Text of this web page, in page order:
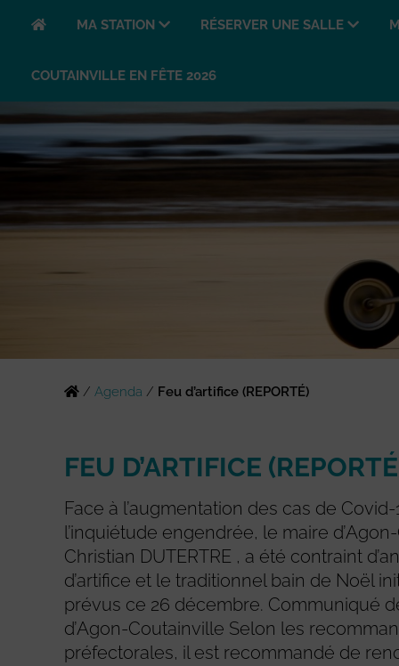
MA STATION RÉSERVER UNE SALLE
COUTAINVILLE EN FÊTE 2026
/ Agenda / Feu d’artifice (REPORTÉ)
FEU D’ARTIFICE
Face à l’augmentation des cas de
l’inquiétude engendrée, le maire
Christian DUTERTRE , a été contraint
d’artifice et le traditionnel bain de Noël
prévus ce 26 décembre. Communiqué
d’Agon-Coutainville Selon les
préfectorales, il est recommandé de